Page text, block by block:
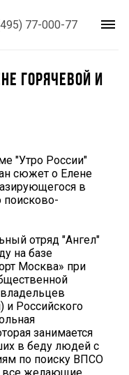
77-000-77
ГОРЯЧЕВОЙ И
"Утро России"
сюжет о Елене
в
поисково-
отряд "Ангел"
на базе
Москва» при
Российского
занимается
в беду людей с
по поиску ВПСО
все желающие